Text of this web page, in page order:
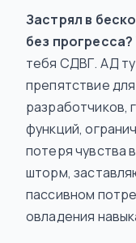
Застрял в
без прогресса?
тебя СДВГ. АД
препятствие
разработчиков,
функций,
потеря чувства
шторм,
пассивном
овладения